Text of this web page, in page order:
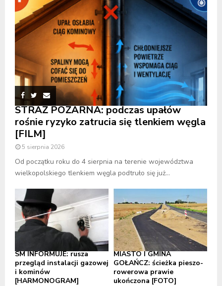
STRAŻ POŻARNA: podczas upałów
rośnie ryzyko zatrucia się tlenkiem węgla
[FILM]
5 sierpnia 2026
Od początku roku do 4 sierpnia na terenie województwa
wielkopolskiego tlenkiem węgla podtruło się już...
SM INFORMUJE: rusza
przegląd instalacji gazowej
i kominów
[HARMONOGRAM]
MIASTO I GMINA
GOŁAŃCZ: ścieżka pieszo-
rowerowa prawie
ukończona [FOTO]